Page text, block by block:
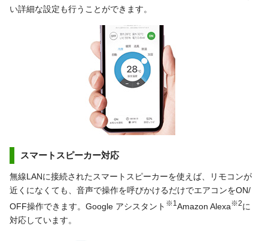
い詳細な設定も行うことができます。
スマートスピーカー対応
無線LANに接続されたスマートスピーカーを使えば、リモコンが
近くになくても、音声で操作を呼びかけるだけでエアコンをON/
OFF操作できます。Google アシスタント ※1 Amazon Alexa※2に
対応しています。